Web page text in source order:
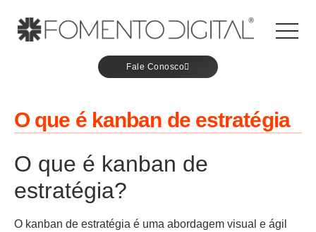
Fale Conosco
O que é kanban de estratégia
O que é kanban de
estratégia?
O kanban de estratégia é uma abordagem visual e ágil